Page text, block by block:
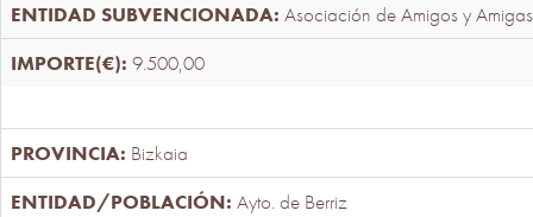
Asociación de Amigos y
9.500,00
Bizkaia
Ayto. de Berriz